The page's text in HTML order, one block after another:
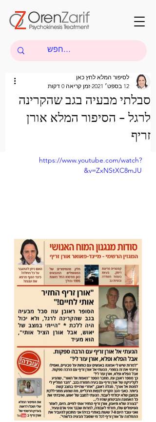
סבלתי מבעיה בגב שהקרינה
לרגל - הסיפור המלא אורן
זריף
לסיפור המלא לחץ כאן
12 בספט׳ 2021
זמן קריאה 0 דקות
https://www.youtube.com/watch?
v=ZxNStXC8mJU&